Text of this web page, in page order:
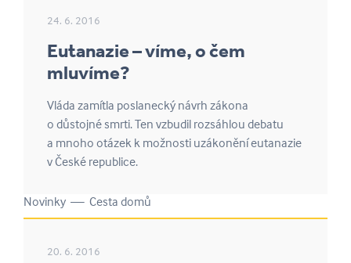
24. 6. 2016
Eutanazie – víme, o čem
mluvíme?
Vláda zamítla poslanecký návrh zákona
o důstojné smrti. Ten vzbudil rozsáhlou debatu
a mnoho otázek k možnosti uzákonění eutanazie
v České republice.
Novinky — Cesta domů
20. 6. 2016